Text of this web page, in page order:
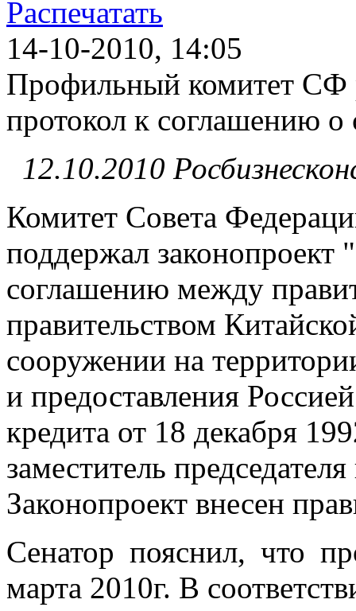
14-10-2010, 14:05
Профильный комитет СФ
протокол к соглашению
12.10.2010
Комитет Совета
поддержал законопроект
соглашению между
правительством
сооружении на
и предоставления
кредита от 18 декабря
заместитель
Законопроект внесен
Сенатор пояснил, что
марта 2010г. В